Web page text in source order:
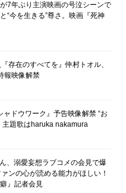
7年ぶり主演映画の号泣シーンで
“今を生きる”尊さ。映画『死神
存在のすべてを』仲村トオル、
報映像解禁
ドウワーク』予告映像解禁 “お
主題歌はharuka nakamura
、溺愛妄想ラブコメの会見で爆
ンの心が読める能力がほしい！
』記者会見